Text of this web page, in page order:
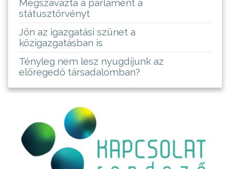
Megszavazta a parlament a
státusztörvényt
Jön az igazgatási szünet a
közigazgatásban is
Tényleg nem lesz nyugdíjunk az
elöregedő társadalomban?